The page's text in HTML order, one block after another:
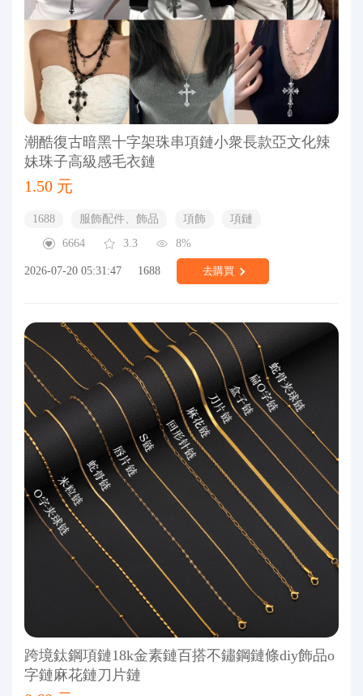
潮酷復古暗黑十字架珠串項鏈小衆長款亞文化辣
妹珠子高級感毛衣鏈
1.50 元
1688 服飾配件、飾品 項飾
項鏈
6664
3.3 8%
2026-07-20 05:31:47 1688 去購買
跨境鈦鋼項鏈18k金素鏈百搭不鏽鋼鏈條diy飾品o
字鏈麻花鏈刀片鏈